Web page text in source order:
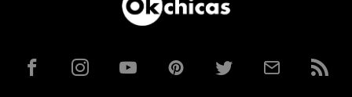
FacebookInstagramYouTubePinterestTwitterCorreoRSS